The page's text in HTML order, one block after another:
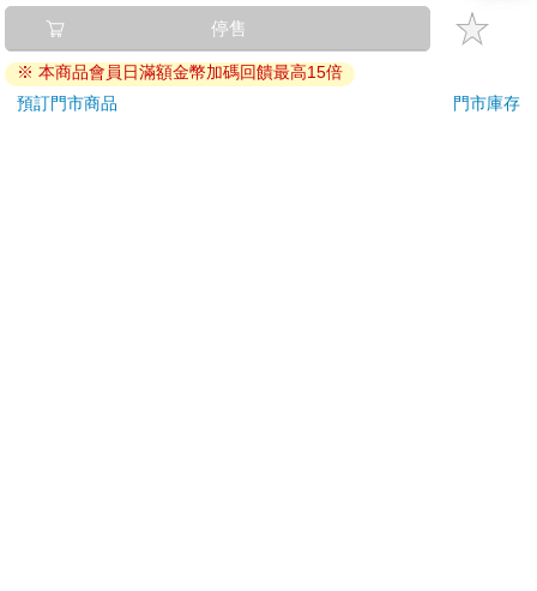
已拆封之個人衛生用品。（如：內衣褲、刮鬍刀、除毛
若非上列種類商品，均享有到貨7天的猶豫期（含例假
日）。
停售
※ 本商品會員日滿額金幣加碼回饋最高15倍
預訂門市商品
門市庫存